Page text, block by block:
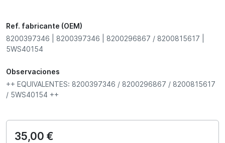
Ref. fabricante (OEM)
8200397346 | 8200397346 | 8200296867 / 8200815617 |
5WS40154
Observaciones
++ EQUIVALENTES: 8200397346 / 8200296867 / 8200815617
/ 5WS40154 ++
35,00 €